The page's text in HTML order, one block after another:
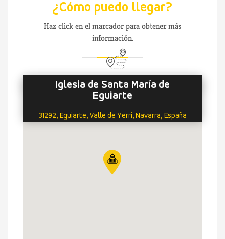
¿Cómo puedo llegar?
Haz click en el marcador para obtener más
información.
Iglesia de Santa María de
Eguiarte
31292, Eguiarte, Valle de Yerri, Navarra, España